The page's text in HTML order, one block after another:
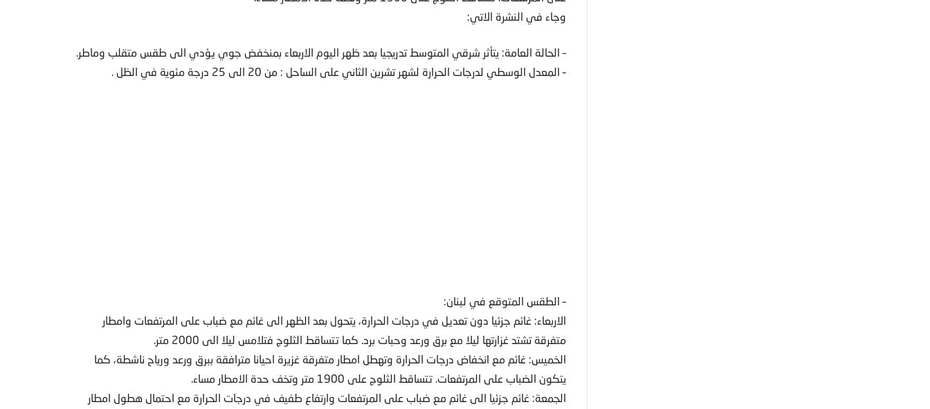
وجاء في النشرة الاتي:
– الحالة العامة: يتأثر شرقي المتوسط تدريجيا بعد ظهر اليوم الاربعاء بمنخفض جوي يؤدي الى طقس متقلب وماطر.
– المعدل الوسطي لدرجات الحرارة لشهر تشرين الثاني على الساحل : من 20 الى 25 درجة مئوية في الظل .
– الطقس المتوقع في لبنان:
الاربعاء: غائم جزئيا دون تعديل في درجات الحرارة، يتحول بعد الظهر الى غائم مع ضباب على المرتفعات وامطار
متفرقة تشتد غزارتها ليلا مع برق ورعد وحبات برد. كما تتساقط الثلوج فتلامس ليلا الى 2000 متر.
الخميس: غائم مع انخفاض درجات الحرارة وتهطل امطار متفرقة غزيرة احيانا مترافقة ببرق ورعد ورياح ناشطة، كما
يتكون الضباب على المرتفعات. تتساقط الثلوج على 1900 متر وتخف حدة الامطار مساء.
الجمعة: غائم جزئيا الى غائم مع ضباب على المرتفعات وارتفاع طفيف في درجات الحرارة مع احتمال هطول امطار